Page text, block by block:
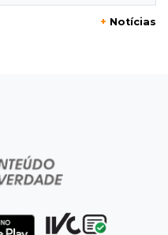
a Deodápolis após
estragos
+ Notícias